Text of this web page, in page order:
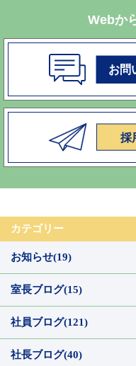
Webか
カテゴリー
お知らせ(19)
室長ブログ(15)
社員ブログ(121)
社長ブログ(40)